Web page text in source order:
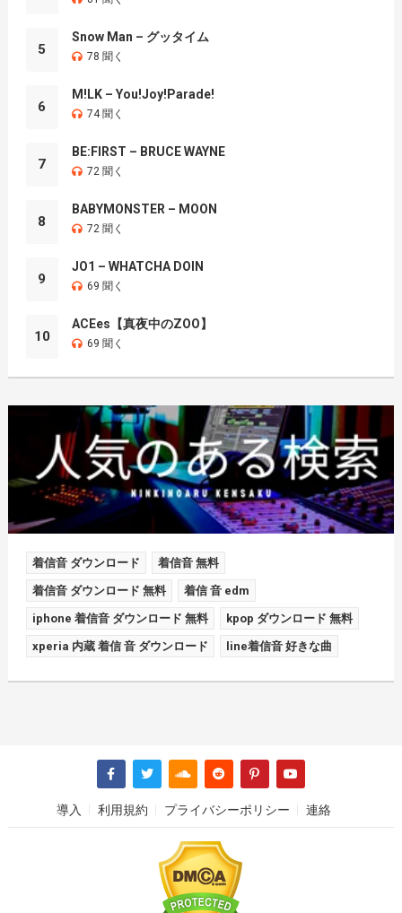
5
Snow Man – グッタイム
78 聞く
6
M!LK – You!Joy!Parade!
74 聞く
7
BE:FIRST – BRUCE WAYNE
72 聞く
8
BABYMONSTER – MOON
72 聞く
9
JO1 – WHATCHA DOIN
69 聞く
10
ACEes【真夜中のZOO】
69 聞く
着信音 ダウンロード 着信音 無料
着信音 ダウンロード 無料 着信 音 edm
iphone 着信音 ダウンロード 無料 kpop ダウンロード 無料
xperia 内蔵 着信 音 ダウンロード line着信音 好きな曲
導入 利用規約 プライバシーポリシー 連絡